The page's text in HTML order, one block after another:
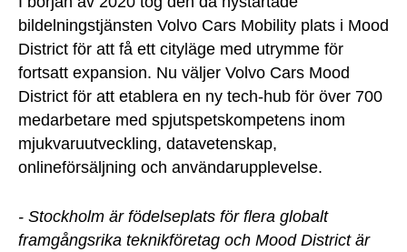
bildelningstjänsten Volvo Cars Mobility plats i Mood
District för att få ett cityläge med utrymme för
fortsatt expansion. Nu väljer Volvo Cars Mood
District för att etablera en ny tech-hub för över 700
medarbetare med spjutspetskompetens inom
mjukvaruutveckling, datavetenskap,
onlineförsäljning och användarupplevelse.
- Stockholm är födelseplats för flera globalt
framgångsrika teknikföretag och Mood District är